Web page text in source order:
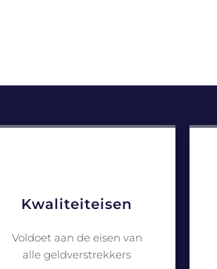
Kwaliteiteisen
Voldoet aan de eisen van
alle geldverstrekkers